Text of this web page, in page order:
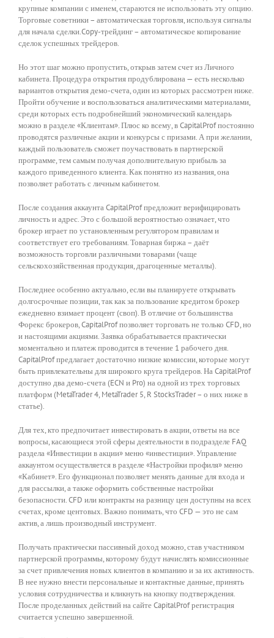
крупные компании с именем, стараются не использовать эту опцию.
Торговые советники – автоматическая торговля, используя сигналы
для начала сделки.Copy-трейдинг – автоматическое копирование
сделок успешных трейдеров.
Но этот шаг можно пропустить, открыв затем счет из Личного
кабинета. Процедура открытия продублирована — есть несколько
вариантов открытия демо-счета, один из которых рассмотрен ниже.
Пройти обучение и воспользоваться аналитическими материалами,
среди которых есть подробнейший экономический календарь
можно в разделе «Клиентам». Плюс ко всему, в CapitalProf постоянно
проводятся различные акции и конкурсы с призами. А при желании,
каждый пользователь сможет поучаствовать в партнерской
программе, тем самым получая дополнительную прибыль за
каждого приведенного клиента. Как понятно из названия, она
позволяет работать с личным кабинетом.
После создания аккаунта CapitalProf предложит верифицировать
личность и адрес. Это с большой вероятностью означает, что
брокер играет по установленным регулятором правилам и
соответствует его требованиям. Товарная биржа – даёт
возможность торговли различными товарами (чаще
сельскохозяйственная продукция, драгоценные металлы).
Последнее особенно актуально, если вы планируете открывать
долгосрочные позиции, так как за пользование кредитом брокер
ежедневно взимает процент (своп). В отличие от большинства
Форекс брокеров, CapitalProf позволяет торговать не только CFD, но
и настоящими акциями. Заявка обрабатывается практически
моментально и платеж проводится в течение 1 рабочего дня.
CapitalProf предлагает достаточно низкие комиссии, которые могут
быть привлекательны для широкого круга трейдеров. На CapitalProf
доступно два демо-счета (ECN и Pro) на одной из трех торговых
платформ (MetaTrader 4, MetaTrader 5, R StocksTrader – о них ниже в
статье).
Для тех, кто предпочитает инвестировать в акции, ответы на все
вопросы, касающиеся этой сферы деятельности в подразделе FAQ
раздела «Инвестиции в акции» меню «инвестиции». Управление
аккаунтом осуществляется в разделе «Настройки профиля» меню
«Кабинет». Его функционал позволяет менять данные для входа и
для рассылки, а также оформить собственные настройки
безопасности. CFD или контракты на разницу цен доступны на всех
счетах, кроме центовых. Важно понимать, что CFD — это не сам
актив, а лишь производный инструмент.
Получать практически пассивный доход можно, став участником
партнерской программы, которому будут начислять комиссионные
за счет привлечения новых клиентов в компанию и за их активность.
В нее нужно внести персональные и контактные данные, принять
условия сотрудничества и кликнуть на кнопку подтверждения.
После проделанных действий на сайте CapitalProf регистрация
считается успешно завершенной.